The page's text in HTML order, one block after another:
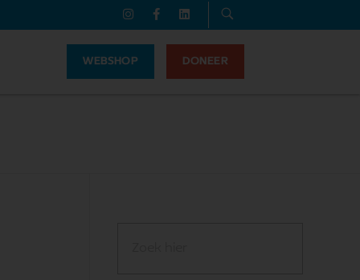
WEBSHOP DONEER